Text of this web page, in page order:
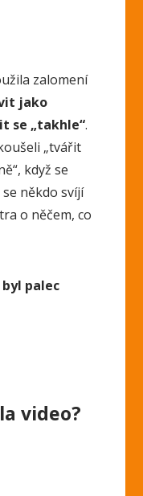
zalomení
jako
se „takhle“.
„tvářit
když se
někdo svíjí
o něčem, co
palec
video?